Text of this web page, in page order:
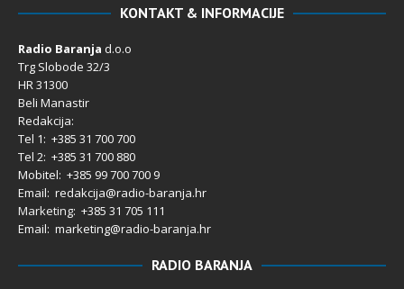
KONTAKT & INFORMACIJE
Radio Baranja d.o.o
Trg Slobode 32/3
HR 31300
Beli Manastir
Redakcija:
Tel 1: +385 31 700 700
Tel 2: +385 31 700 880
Mobitel: +385 99 700 700 9
Email: redakcija@radio-baranja.hr
Marketing: +385 31 705 111
Email: marketing@radio-baranja.hr
RADIO BARANJA